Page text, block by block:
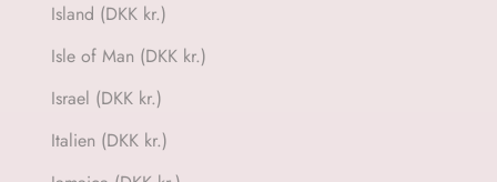
Island (DKK kr.)
Isle of Man (DKK kr.)
Israel (DKK kr.)
Italien (DKK kr.)